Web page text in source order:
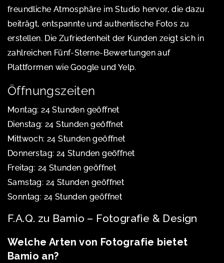
freundliche Atmosphäre im Studio hervor, die dazu
beiträgt, entspannte und authentische Fotos zu
erstellen. Die Zufriedenheit der Kunden zeigt sich in
zahlreichen Fünf-Sterne-Bewertungen auf
Plattformen wie Google und Yelp.
Öffnungszeiten
Montag: 24 Stunden geöffnet
Dienstag: 24 Stunden geöffnet
Mittwoch: 24 Stunden geöffnet
Donnerstag: 24 Stunden geöffnet
Freitag: 24 Stunden geöffnet
Samstag: 24 Stunden geöffnet
Sonntag: 24 Stunden geöffnet
F.A.Q. zu Bamio – Fotografie & Design
Welche Arten von Fotografie bietet
Bamio an?